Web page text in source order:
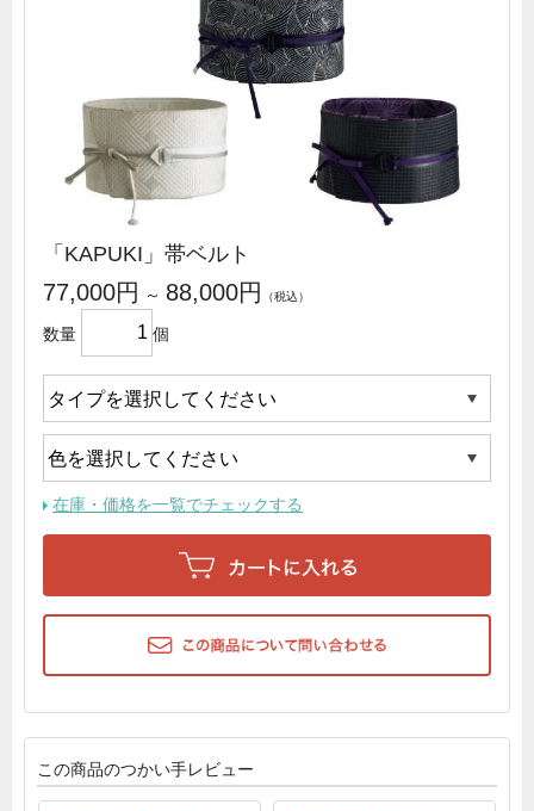
「KAPUKI」帯ベルト
77,000円 ～ 88,000円
数量 個
在庫・価格を一覧でチェックする
この商品のつかい手レビュー